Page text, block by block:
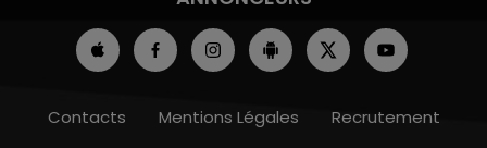
Contacts Mentions Légales Recrutement